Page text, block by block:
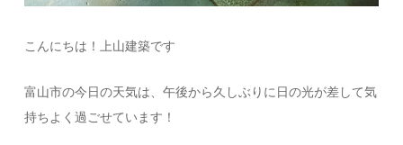
こんにちは！上山建築です
富山市の今日の天気は、午後から久しぶりに日の光が差して気
持ちよく過ごせています！